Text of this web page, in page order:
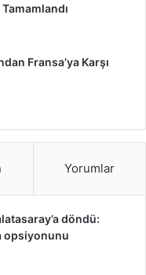
Fransa’ya Karşı
Yorumlar
döndü:
opsiyonunu